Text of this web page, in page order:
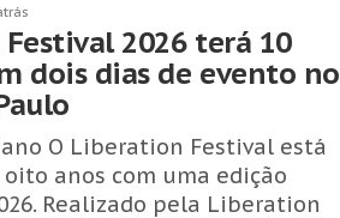
2026 terá 10
dois dias de evento no
O Liberation Festival está
anos com uma edição
Realizado pela Liberation